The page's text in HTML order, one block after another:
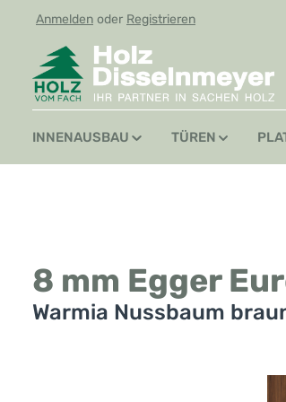
Hauptinhalt springen
Zur Suche springen
Zur Hauptnavigation springen
Anmelden oder Registrieren
INNENAUSBAU TÜREN
8 mm Egger
Warmia Nussbaum